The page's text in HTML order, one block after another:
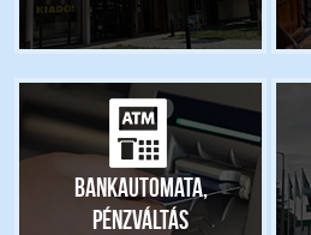
Bankautomata,
pénzváltás